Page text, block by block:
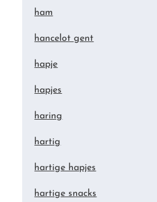
ham
hancelot gent
hapje
hapjes
haring
hartig
hartige hapjes
hartige snacks